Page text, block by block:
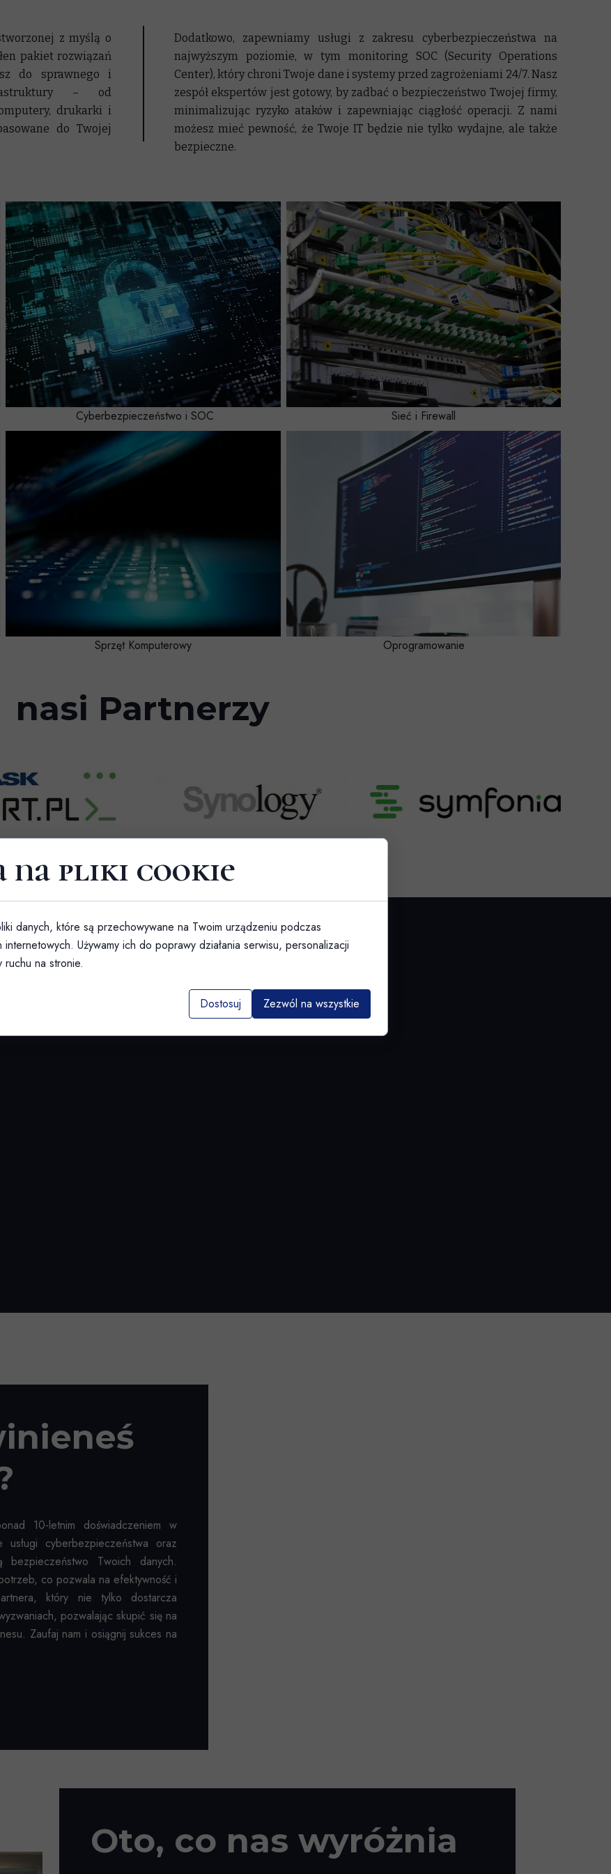
nasi Partnerzy
Cyberbezpieczeństwo i SOC Sieć i Firewall
Sprzęt Komputerowy Oprogramowanie
Dodatkowo, zapewniamy usługi z zakresu cyberbezpieczeństwa na
najwyższym poziomie, w tym monitoring SOC (Security Operations
Center), który chroni Twoje dane i systemy przed zagrożeniami 24/7. Nasz
zespół ekspertów jest gotowy, by zadbać o bezpieczeństwo Twojej firmy,
minimalizując ryzyko ataków i zapewniając ciągłość operacji. Z nami
możesz mieć pewność, że Twoje IT będzie nie tylko wydajne, ale także
bezpieczne.
z myślą o
pakiet rozwiązań
do sprawnego i
– od
drukarki i
do Twojej
Oto, co nas wyróżnia
10-letnim doświadczeniem w
cyberbezpieczeństwa oraz
bezpieczeństwo Twoich danych.
co pozwala na efektywność i
który nie tylko dostarcza
pozwalając skupić się na
Zaufaj nam i osiągnij sukces na
na pliki cookie
danych, które są przechowywane na Twoim urządzeniu podczas
Używamy ich do poprawy działania serwisu, personalizacji
na stronie.
Dostosuj Zezwól na wszystkie